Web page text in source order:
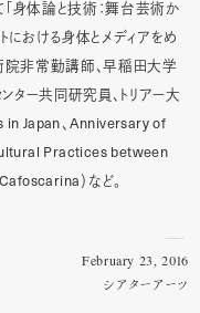
身体論と技術：舞台芸術か
における身体とメディアをめ
院非常勤講師、早稲田大学
ー共同研究員、トリアー大
in Japan、 Anniversary of
Practices between
Cafoscarina）など。
February 23, 2016
シアターアーツ